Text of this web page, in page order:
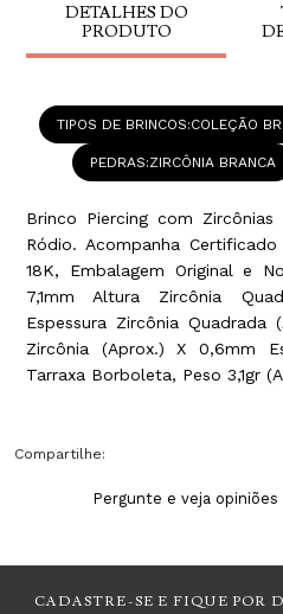
DETALHES DO
PRODUTO
Brinco Piercing com
Ródio. Acompanha
18K, Embalagem Original e
7,1mm Altura Zircônia
Espessura Zircônia Quadrada
Zircônia (Aprox.) X 0,6mm
Tarraxa Borboleta, Peso 3,1gr
TIPOS DE BRINCOS COLEÇÃO
PEDRAS ZIRCÔNIA BRANCA
Compartilhe:
Pergunte e veja
CADASTRE-SE E FIQUE POR